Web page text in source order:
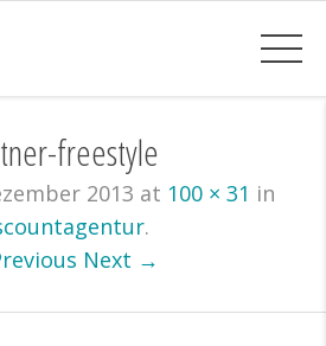
freestyle
2013 at 100 × 31 in
.
Next →